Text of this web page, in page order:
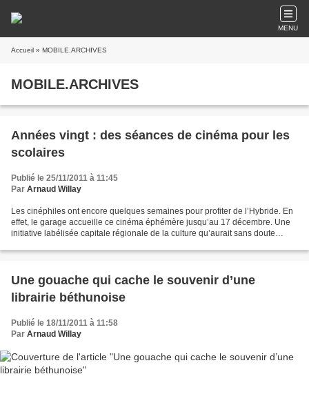
MENU
Accueil » MOBILE.ARCHIVES
MOBILE.ARCHIVES
Années vingt : des séances de cinéma pour les
scolaires
Publié le 25/11/2011 à 11:45
Par Arnaud Willay
Les cinéphiles ont encore quelques semaines pour profiter de l’Hybride. En
effet, le garage accueille ce cinéma éphémère jusqu’au 17 décembre. Une
initiative labélisée capitale régionale de la culture qu’aurait sans doute
Une gouache qui cache le souvenir d’une
librairie béthunoise
Publié le 18/11/2011 à 11:58
Par Arnaud Willay